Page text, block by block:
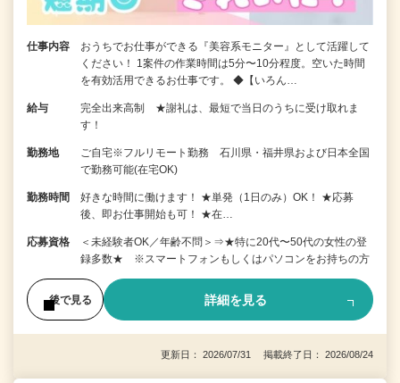
仕事内容
おうちでお仕事ができる『美容系モニター』として活躍して
ください！ 1案件の作業時間は5分〜10分程度。空いた時間
を有効活用できるお仕事です。 ◆【いろん…
給与
完全出来高制 ★謝礼は、最短で当日のうちに受け取れま
す！
勤務地
ご自宅※フルリモート勤務 石川県・福井県および日本全国
で勤務可能(在宅OK)
勤務時間
好きな時間に働けます！ ★単発（1日のみ）OK！ ★応募
後、即お仕事開始も可！ ★在…
応募資格
＜未経験者OK／年齢不問＞⇒★特に20代〜50代の女性の登
録多数★ ※スマートフォンもしくはパソコンをお持ちの方
後で見る 詳細を見る
更新日： 2026/07/31 掲載終了日： 2026/08/24